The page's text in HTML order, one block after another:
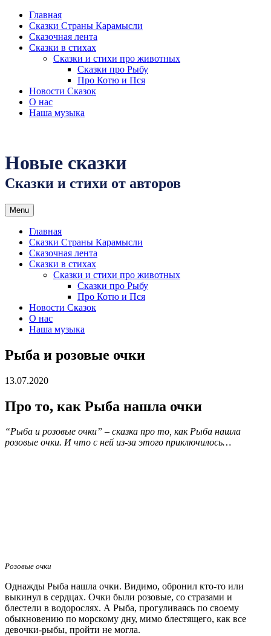
Skip
content
Главная
Сказки Страны Карамысли
Сказочная лента
Сказки в стихах
Сказки и стихи про животных
Сказки про Рыбу
Про Котю и Пся
Новости Сказок
О нас
Наша музыка
Новые сказки
Сказки и стихи от авторов
Menu
Главная
Сказки Страны Карамысли
Сказочная лента
Сказки в стихах
Сказки и стихи про животных
Сказки про Рыбу
Про Котю и Пся
Новости Сказок
О нас
Наша музыка
Рыба и розовые очки
13.07.2020
Про то, как Рыба нашла очки
“Рыба и розовые очки” – сказка про то, как Рыба нашла
розовые очки. И что с ней из-за этого приключилось…
Розовые очки
Однажды Рыба нашла очки. Видимо, обронил кто-то или
выкинул в сердцах. Очки были розовые, со стразами и
блестели в водорослях. А Рыба, прогуливаясь по своему
обыкновению по морскому дну, мимо блестящего, как все
девочки-рыбы, пройти не могла.